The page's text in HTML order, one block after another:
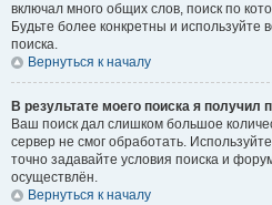
включал много общих слов, поиск по
Будьте более конкретны и используйте
поиска.
Вернуться к началу
В результате моего поиска я получил
Ваш поиск дал слишком большое
сервер не смог обработать.
точно задавайте условия поиска и
осуществлён.
Вернуться к началу